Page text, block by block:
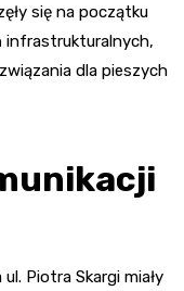
się na początku
infrastrukturalnych,
dla pieszych
Piotra Skargi miały